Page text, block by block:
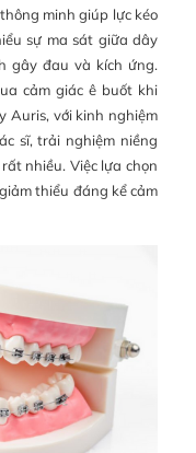
minh giúp lực kéo
sự ma sát giữa dây
gây đau và kích ứng.
cảm giác ê buốt khi
Auris, với kinh nghiệm
sĩ, trải nghiệm niềng
nhiều. Việc lựa chọn
thiểu đáng kể cảm